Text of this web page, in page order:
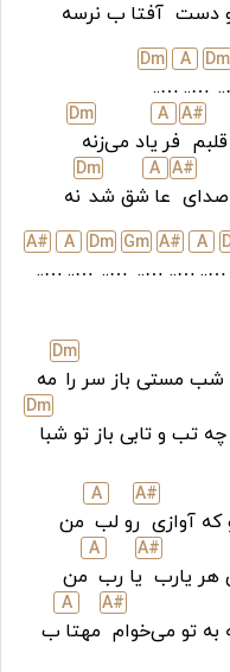
دست آفتا ب نرسه
Dm
…..
A
…..
Dm
A#
فر
A
یاد می‌زنه
Dm
صدای
A#
عا
A
شق شد
Dm
نه
…..
A
…..
A#
…..
Gm
…..
Dm
…..
A
…..
A#
شب مستی باز سر را
Dm
مه
تب و تابی باز تو شبا
Dm
که آوازی
A#
رو لب
A
من
هر یارب
A#
یا رب
A
من
تو می‌خوام
A#
مهتا
A
ب